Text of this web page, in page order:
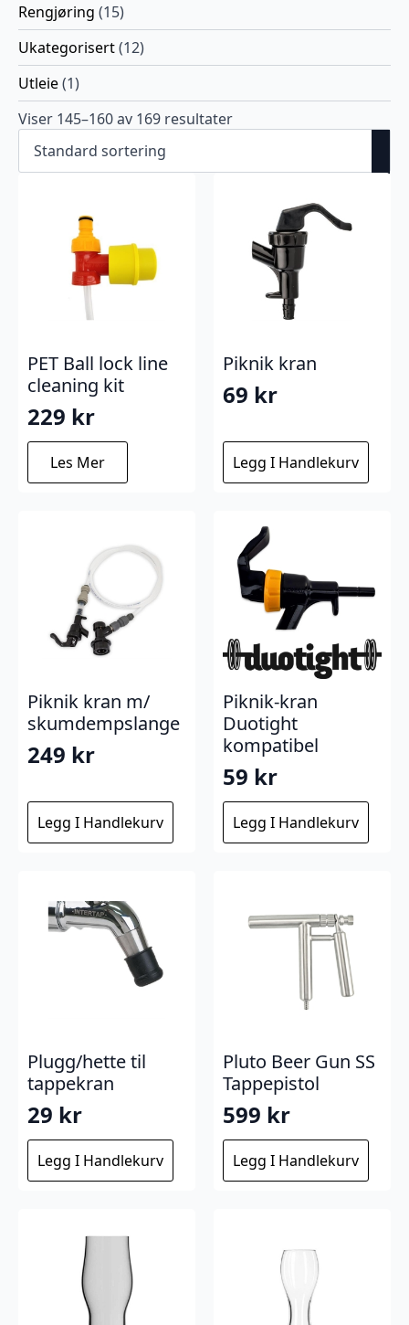
Rengjøring (15)
Ukategorisert(12)
Utleie(1)
Viser 145–160 av 169 resultater
PET Ball lock line
cleaning kit
229 kr
Les Mer
Piknik kran
69 kr
Legg I Handlekurv
Piknik kran m/
skumdempslange
249 kr
Legg I Handlekurv
Piknik-kran
Duotight
kompatibel
59 kr
Legg I Handlekurv
Plugg/hette til
tappekran
29 kr
Legg I Handlekurv
Pluto Beer Gun SS
Tappepistol
599 kr
Legg I Handlekurv